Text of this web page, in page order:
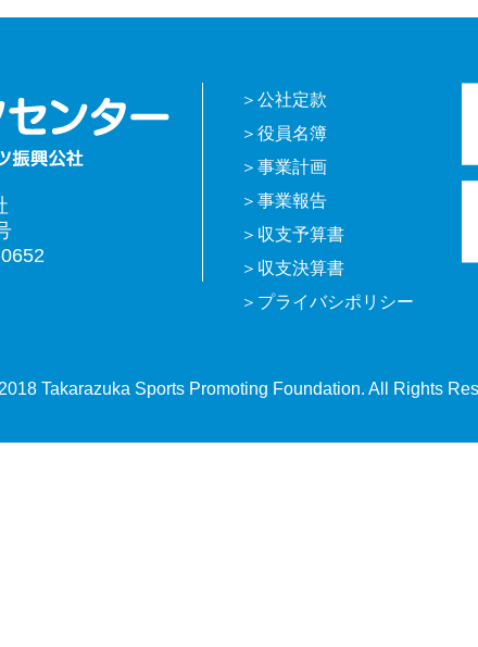
公社定款
役員名簿
事業計画
事業報告
収支予算書
収支決算書
プライバシポリシー
Takarazuka Sports Promoting Foundation. All Rights